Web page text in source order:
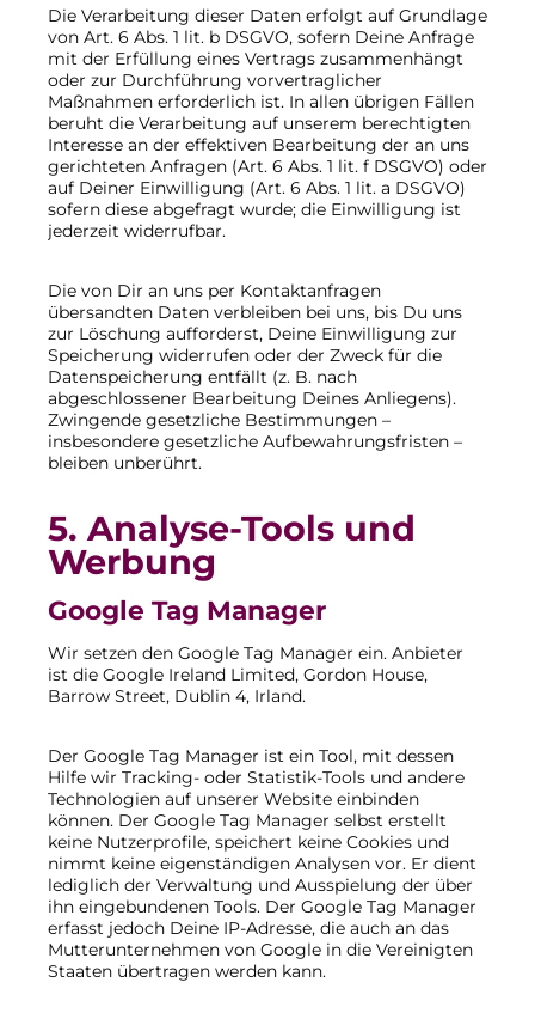
Die Verarbeitung dieser Daten erfolgt auf Grundlage
von Art. 6 Abs. 1 lit. b DSGVO, sofern Deine Anfrage
mit der Erfüllung eines Vertrags zusammenhängt
oder zur Durchführung vorvertraglicher
Maßnahmen erforderlich ist. In allen übrigen Fällen
beruht die Verarbeitung auf unserem berechtigten
Interesse an der effektiven Bearbeitung der an uns
gerichteten Anfragen (Art. 6 Abs. 1 lit. f DSGVO) oder
auf Deiner Einwilligung (Art. 6 Abs. 1 lit. a DSGVO)
sofern diese abgefragt wurde; die Einwilligung ist
jederzeit widerrufbar.
Die von Dir an uns per Kontaktanfragen
übersandten Daten verbleiben bei uns, bis Du uns
zur Löschung aufforderst, Deine Einwilligung zur
Speicherung widerrufen oder der Zweck für die
Datenspeicherung entfällt (z. B. nach
abgeschlossener Bearbeitung Deines Anliegens).
Zwingende gesetzliche Bestimmungen –
insbesondere gesetzliche Aufbewahrungsfristen –
bleiben unberührt.
5. Analyse-Tools und
Werbung
Google Tag Manager
Wir setzen den Google Tag Manager ein. Anbieter
ist die Google Ireland Limited, Gordon House,
Barrow Street, Dublin 4, Irland.
Der Google Tag Manager ist ein Tool, mit dessen
Hilfe wir Tracking- oder Statistik-Tools und andere
Technologien auf unserer Website einbinden
können. Der Google Tag Manager selbst erstellt
keine Nutzerprofile, speichert keine Cookies und
nimmt keine eigenständigen Analysen vor. Er dient
lediglich der Verwaltung und Ausspielung der über
ihn eingebundenen Tools. Der Google Tag Manager
erfasst jedoch Deine IP-Adresse, die auch an das
Mutterunternehmen von Google in die Vereinigten
Staaten übertragen werden kann.